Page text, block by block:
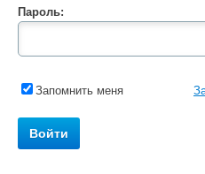
Пароль:
Запомнить меня